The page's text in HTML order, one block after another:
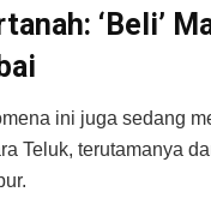
‘Beli’
ini juga sedang
Teluk, terutamanya